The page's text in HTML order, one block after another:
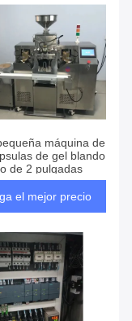
máquina de
de gel blando
de 2 pulgadas
el mejor precio